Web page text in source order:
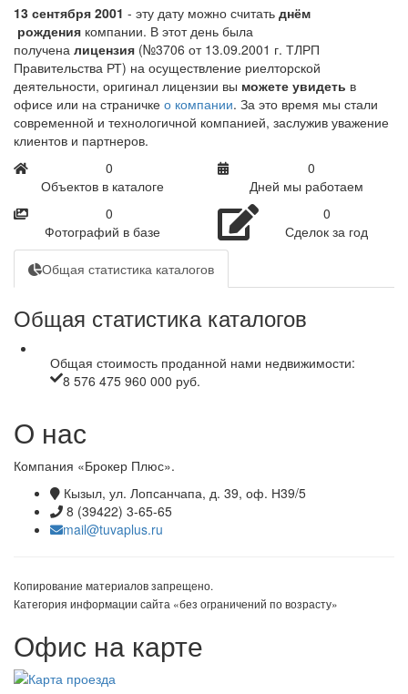
13 сентября 2001 - эту дату можно считать днём
рождения компании. В этот день была
получена лицензия (№3706 от 13.09.2001 г. ТЛРП
Правительства РТ) на осуществление риелторской
деятельности, оригинал лицензии вы можете увидеть в
офисе или на страничке о компании. За это время мы стали
современной и технологичной компанией, заслужив уважение
клиентов и партнеров.
0
Объектов в каталоге
0
Дней мы работаем
0
Фотографий в базе
0
Сделок за год
Общая статистика каталогов
Общая статистика каталогов
Общая стоимость проданной нами недвижимости:
8 576 475 960 000 руб.
О нас
Компания «Брокер Плюс».
Кызыл, ул. Лопсанчапа, д. 39, оф. Н39/5
8 (39422) 3-65-65
mail@tuvaplus.ru
Копирование материалов запрещено.
Категория информации сайта «без ограничений по возрасту»
Офис на карте